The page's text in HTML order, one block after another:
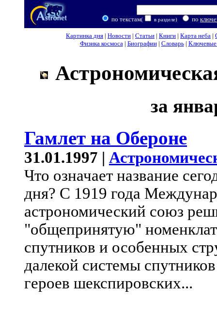
по текстам( в разделе) по
Картинка дня | Новости | Статьи | Книги | Карта неба |
Физика космоса| Биографии| Словарь| Ключевые
за
Гамлет на Обероне
31.01.1997 |
Что означает название
дня? С 1919 года
астрономический союз
"общепринятую"
спутников и особенных
далекой системы
героев шекспировских...